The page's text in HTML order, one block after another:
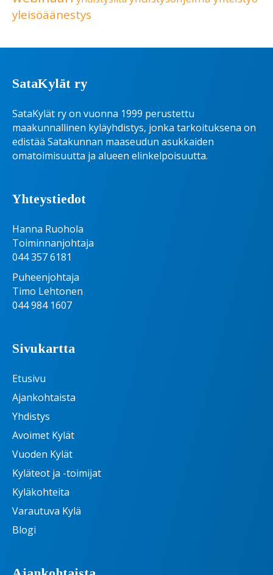
yleisöäänestys
SataKylät ry
SataKylät ry on vuonna 1999 perustettu
maakunnallinen kyläyhdistys, jonka tarkoituksena on
edistää Satakunnan maaseudun asukkaiden
omatoimisuutta ja alueen elinkelpoisuutta.
Yhteystiedot
Hanna Ruohola
Toiminnanjohtaja
044 357 6181
Puheenjohtaja
Timo Lehtonen
044 984 1607
Sivukartta
Etusivu
Ajankohtaista
Yhdistys
Avoimet Kylät
Vuoden Kylät
Kyläteot ja -toimijat
Kyläkohteita
Varautuva Kylä
Blogi